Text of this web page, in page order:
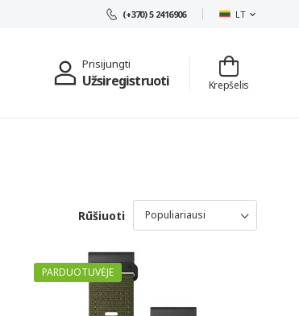
(+370) 5 2416906 LT
Prisijungti
Užsiregistruoti Krepšelis
Rūšiuoti
PARDUOTUVĖJE